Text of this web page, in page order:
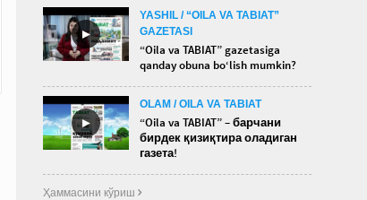
►
YASHIL / “OILA VA TABIAT”
GAZETASI
“Oila va TABIAT” gazetasiga
qanday obuna bo‘lish mumkin?
►
OLAM / OILA VA TABIAT
“Oila va TABIAT” – барчани
бирдек қизиқтира оладиган
газета!
Ҳаммасини кўриш 